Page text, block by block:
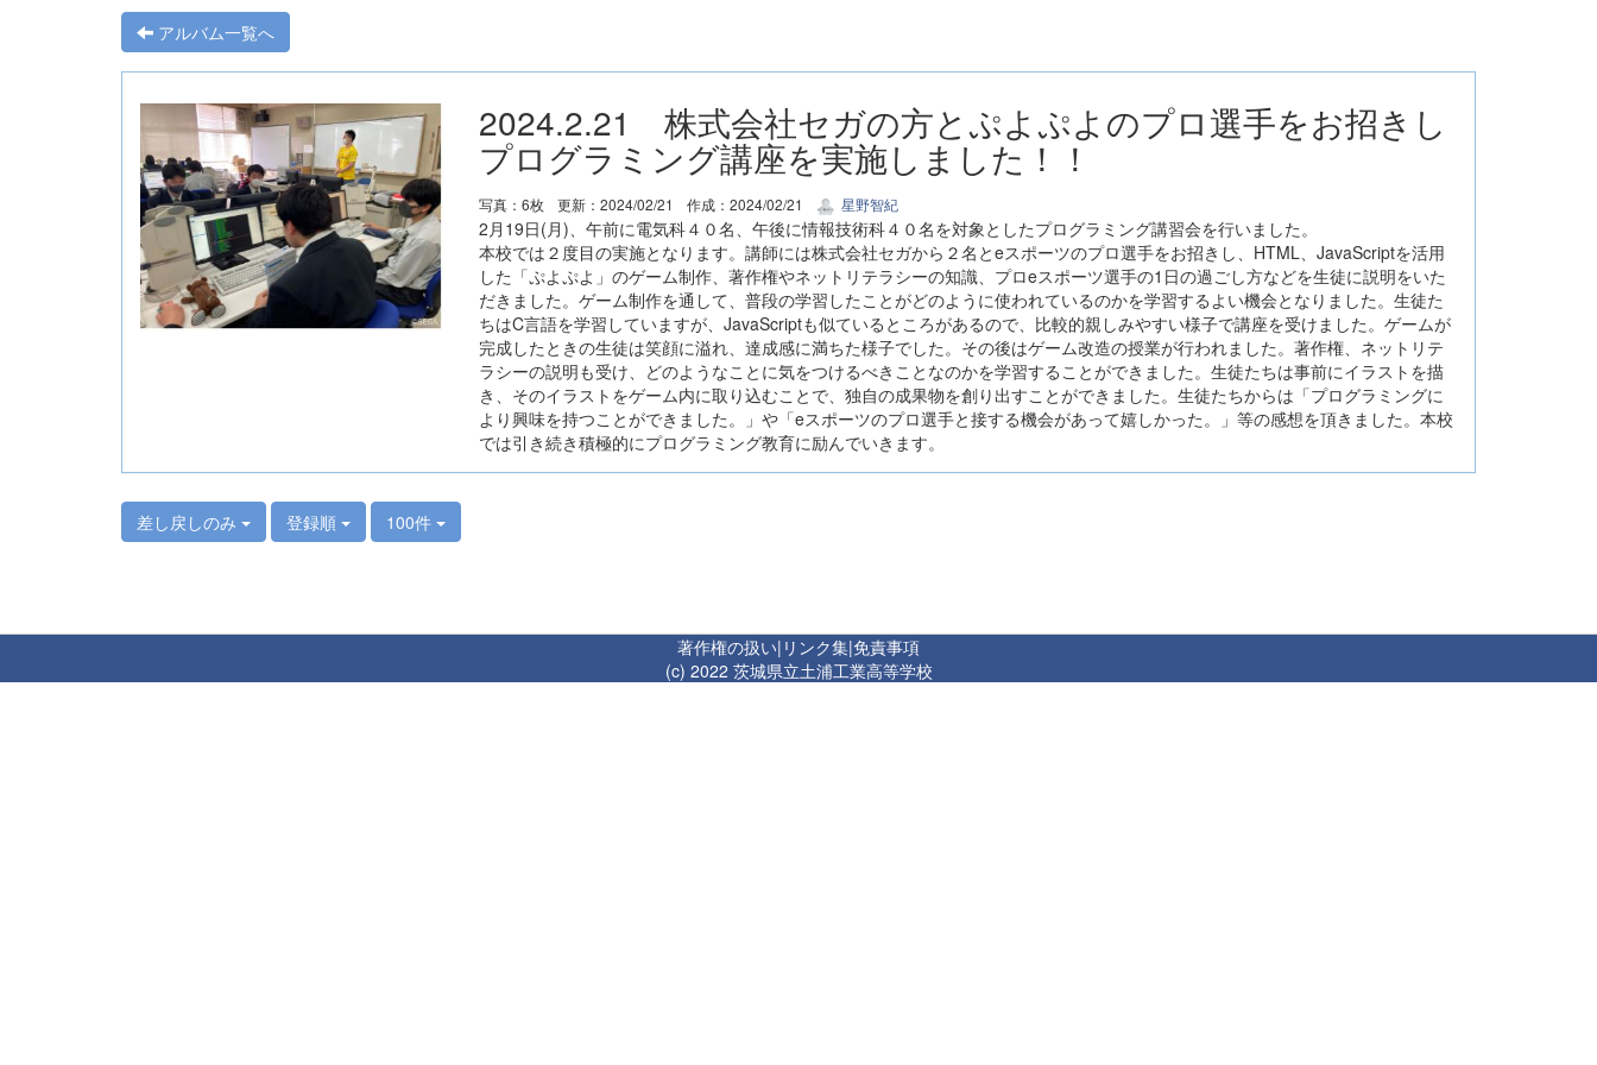
アルバム一覧へ
2024.2.21 株式会社セガの方とぷよぷよのプロ選手をお招きし
プログラミング講座を実施しました！！
写真：6枚 更新：2024/02/21 作成：2024/02/21 星野智紀
2月19日(月)、午前に電気科４０名、午後に情報技術科４０名を対象としたプログラミング講習会を行いました。
本校では２度目の実施となります。講師には株式会社セガから２名とeスポーツのプロ選手をお招きし、HTML、JavaScriptを活用
した「ぷよぷよ」のゲーム制作、著作権やネットリテラシーの知識、プロeスポーツ選手の1日の過ごし方などを生徒に説明をいた
だきました。ゲーム制作を通して、普段の学習したことがどのように使われているのかを学習するよい機会となりました。生徒た
ちはC言語を学習していますが、JavaScriptも似ているところがあるので、比較的親しみやすい様子で講座を受けました。ゲームが
完成したときの生徒は笑顔に溢れ、達成感に満ちた様子でした。その後はゲーム改造の授業が行われました。著作権、ネットリテ
ラシーの説明も受け、どのようなことに気をつけるべきことなのかを学習することができました。生徒たちは事前にイラストを描
き、そのイラストをゲーム内に取り込むことで、独自の成果物を創り出すことができました。生徒たちからは「プログラミングに
より興味を持つことができました。」や「eスポーツのプロ選手と接する機会があって嬉しかった。」等の感想を頂きました。本校
では引き続き積極的にプログラミング教育に励んでいきます。
差し戻しのみ 登録順 100件
著作権の扱い| リンク集|免責事項
(c) 2022 茨城県立土浦工業高等学校